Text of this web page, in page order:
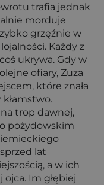
trafia jednak
morduje
grzęźnie w
Każdy z
ukrywa. Gdy w
ofiary, Zuza
które znała
trop dawnej,
pożydowskim
lat
a w ich
Im głębiej